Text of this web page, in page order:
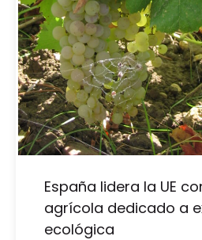
España lidera la UE
agrícola dedicado a
ecológica